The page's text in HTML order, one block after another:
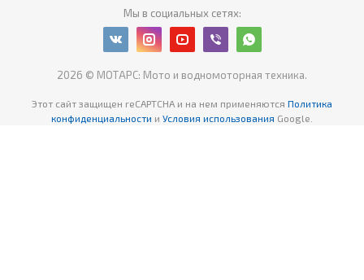
Мы в социальных сетях:
2026 © МОТАРС: Мото и водномоторная техника.
Этот сайт защищен reCAPTCHA и на нем применяются Политика
конфиденциальности и Условия использования Google.